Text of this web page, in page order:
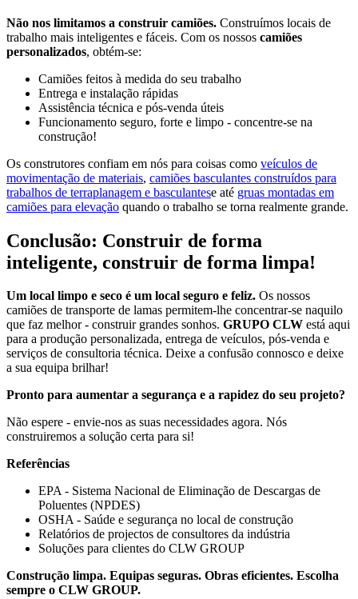
Não nos limitamos a construir camiões. Construímos locais de
trabalho mais inteligentes e fáceis. Com os nossos camiões
personalizados, obtém-se:
Camiões feitos à medida do seu trabalho
Entrega e instalação rápidas
Assistência técnica e pós-venda úteis
Funcionamento seguro, forte e limpo - concentre-se na
construção!
Os construtores confiam em nós para coisas como veículos de
movimentação de materiais, camiões basculantes construídos para
trabalhos de terraplanagem e basculantese até gruas montadas em
camiões para elevação quando o trabalho se torna realmente grande.
Conclusão: Construir de forma
inteligente, construir de forma limpa!
Um local limpo e seco é um local seguro e feliz. Os nossos
camiões de transporte de lamas permitem-lhe concentrar-se naquilo
que faz melhor - construir grandes sonhos. GRUPO CLW está aqui
para a produção personalizada, entrega de veículos, pós-venda e
serviços de consultoria técnica. Deixe a confusão connosco e deixe
a sua equipa brilhar!
Pronto para aumentar a segurança e a rapidez do seu projeto?
Não espere - envie-nos as suas necessidades agora. Nós
construiremos a solução certa para si!
Referências
EPA - Sistema Nacional de Eliminação de Descargas de
Poluentes (NPDES)
OSHA - Saúde e segurança no local de construção
Relatórios de projectos de consultores da indústria
Soluções para clientes do CLW GROUP
Construção limpa. Equipas seguras. Obras eficientes. Escolha
sempre o CLW GROUP.